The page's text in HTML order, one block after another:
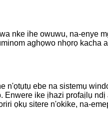
nke ihe owuwu, na-enye
aghọwo nhọrọ kacha
n'ọtụtụ ebe na sistemụ
Enwere ike ịhazi profaịlụ
ọkụ sitere n'okike, na-